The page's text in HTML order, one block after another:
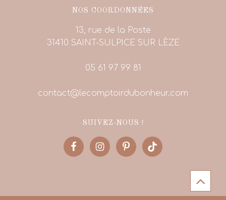
NOS COORDONNÉES
13, rue de la Poste
31410 SAINT-SULPICE SUR LÈZE
05 61 97 99 81
contact@lecomptoirdubonheur.com
SUIVEZ-NOUS !